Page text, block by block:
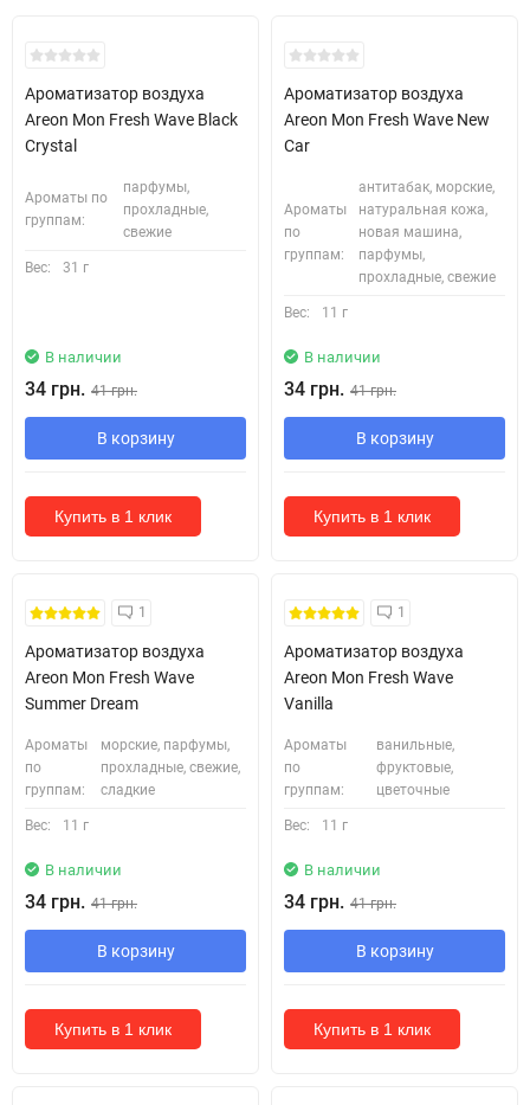
Ароматизатор воздуха
Areon Mon Fresh Wave Black
Crystal
Ароматы по
группам:
парфумы,
прохладные,
свежие
Вес: 31 г
В наличии
34 грн. 41 грн.
В корзину
Купить в 1 клик
Ароматизатор воздуха
Areon Mon Fresh Wave New
Car
Ароматы
по
группам:
антитабак, морские,
натуральная кожа,
новая машина,
парфумы,
прохладные, свежие
Вес: 11 г
В наличии
34 грн. 41 грн.
В корзину
Купить в 1 клик
1
Ароматизатор воздуха
Areon Mon Fresh Wave
Summer Dream
Ароматы
по
группам:
морские, парфумы,
прохладные, свежие,
сладкие
Вес: 11 г
В наличии
34 грн. 41 грн.
В корзину
Купить в 1 клик
1
Ароматизатор воздуха
Areon Mon Fresh Wave
Vanilla
Ароматы
по
группам:
ванильные,
фруктовые,
цветочные
Вес: 11 г
В наличии
34 грн. 41 грн.
В корзину
Купить в 1 клик